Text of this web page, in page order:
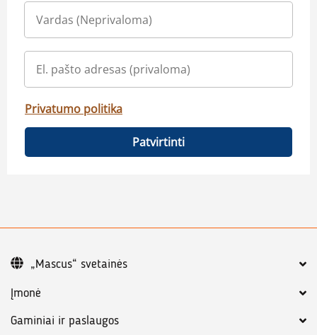
Privatumo politika
Patvirtinti
Įmonė
Gaminiai ir paslaugos
„Mascus“ svetainės